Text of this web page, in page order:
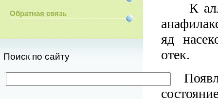
Обратная связь
Поиск по сайту
К
яд
отек.